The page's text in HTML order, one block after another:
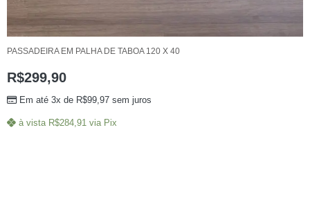
PASSADEIRA EM PALHA DE TABOA 120 X 40
R$299,90
Em até 3x de R$99,97 sem juros
à vista R$284,91 via Pix